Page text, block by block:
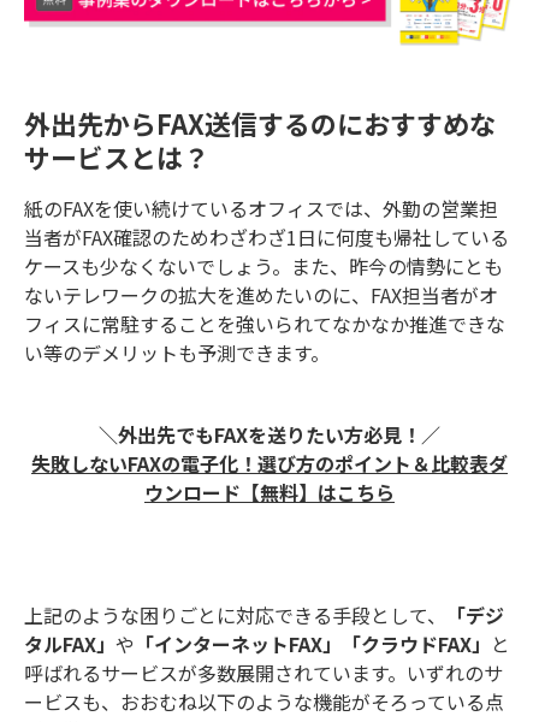
外出先からFAX送信するのにおすすめな
サービスとは？
紙のFAXを使い続けているオフィスでは、外勤の営業担
当者がFAX確認のためわざわざ1日に何度も帰社している
ケースも少なくないでしょう。また、昨今の情勢にとも
ないテレワークの拡大を進めたいのに、FAX担当者がオ
フィスに常駐することを強いられてなかなか推進できな
い等のデメリットも予測できます。
＼外出先でもFAXを送りたい方必見！／
失敗しないFAXの電子化！ 選び方のポイント＆比較表ダ
ウンロード【無料】はこちら
上記のような困りごとに対応できる手段として、
「デジ
タルFAX」 や 「インターネットFAX」「クラウドFAX」 と
呼ばれるサービスが多数展開されています。いずれのサ
ービスも、おおむね以下のような機能がそろっている点